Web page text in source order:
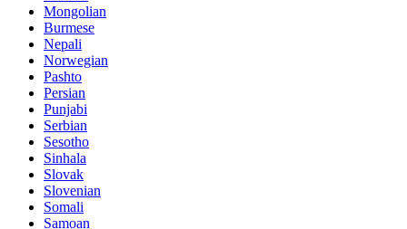
Mongolian
Burmese
Nepali
Norwegian
Pashto
Persian
Punjabi
Serbian
Sesotho
Sinhala
Slovak
Slovenian
Somali
Samoan